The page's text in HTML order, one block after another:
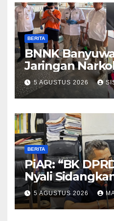
BERITA
BNNK
Jaringan
Bali
5 AGUSTUS 2026
BERITA
PiAR: “BK
Nyali
Ketua DPRD”
5 AGUSTUS 2026